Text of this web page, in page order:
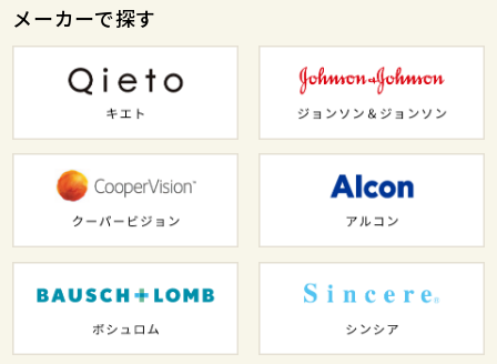
メーカーで探す